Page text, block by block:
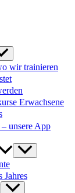
wir trainieren
Erwachsene
unsere App
Jahres